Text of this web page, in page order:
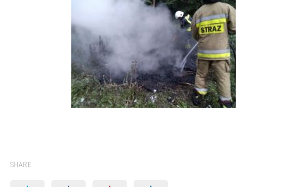
SHARE